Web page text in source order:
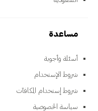
مساعدة
أسئلة وأجوبة
شروط الإستخدام
شروط إستخدام المكافآت
سياسة الخصوصية